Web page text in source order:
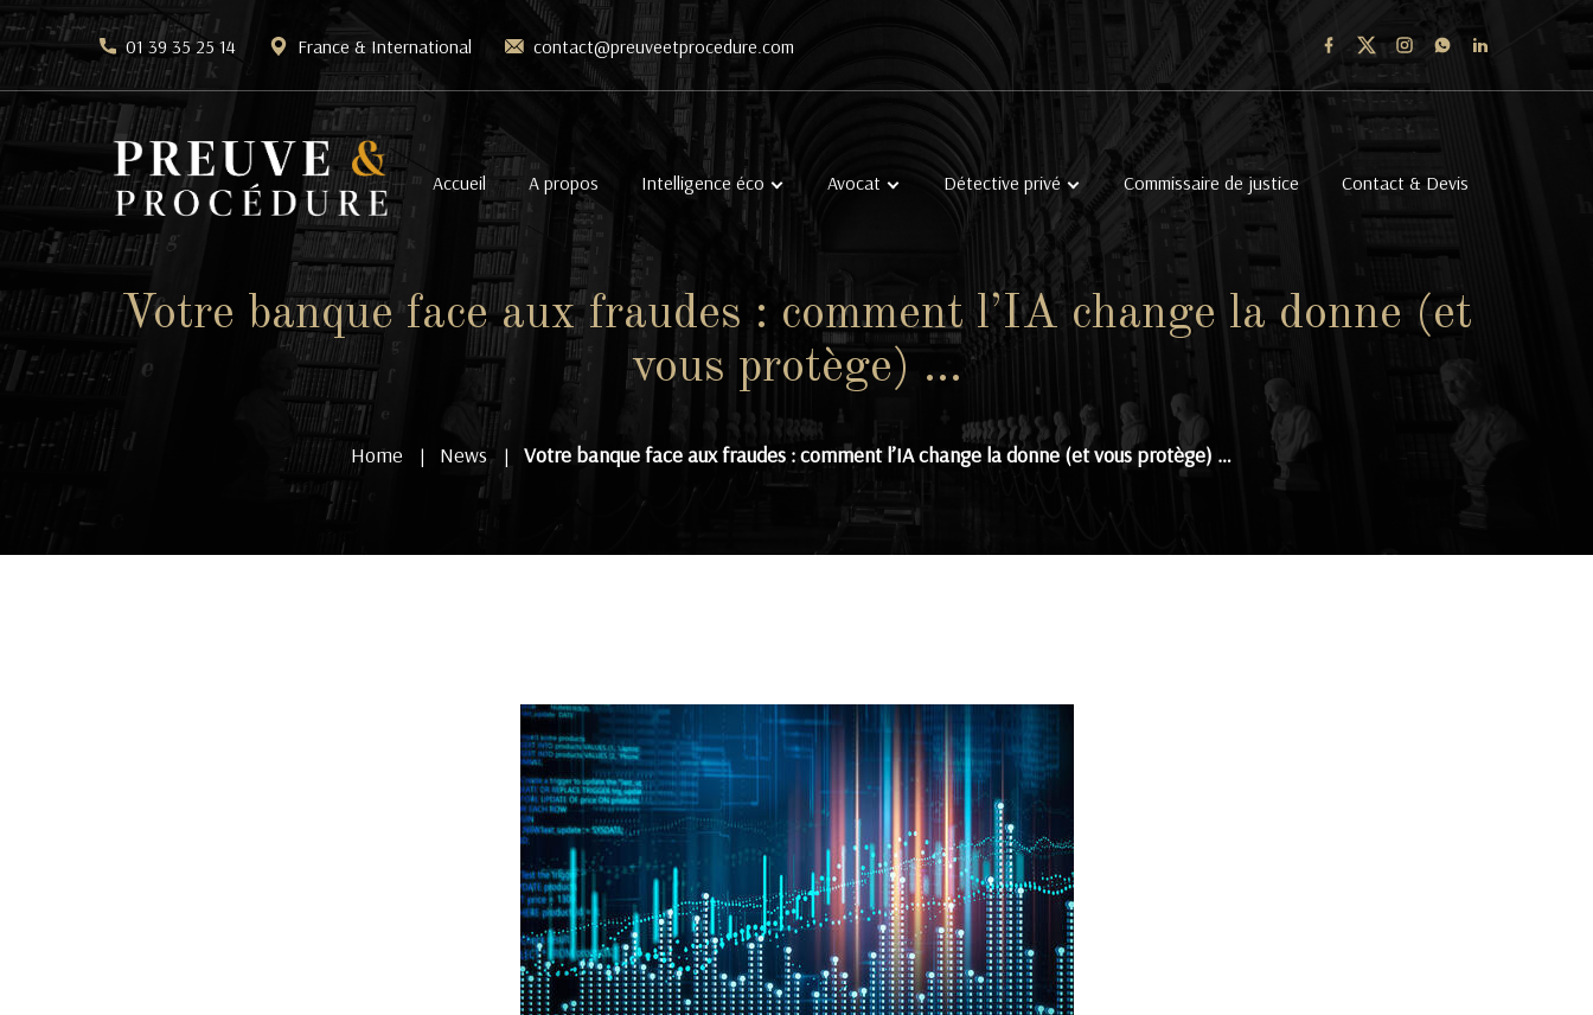
01 39 35 25 14 France & International contact@preuveetprocedure.com
Accueil A propos Intelligence éco Avocat Détective privé Commissaire de justice Contact & Devis
Votre banque face aux fraudes : comment l’IA change la donne (et
vous protège) …
Home | News | Votre banque face aux fraudes : comment l’IA change la donne (et vous protège) …